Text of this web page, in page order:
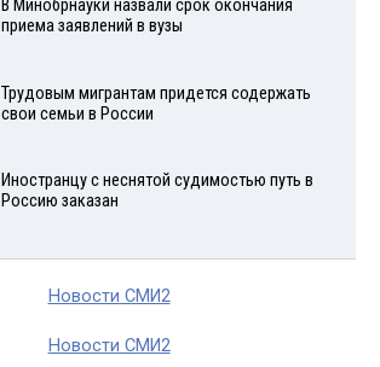
В Минобрнауки назвали срок окончания
приема заявлений в вузы
Трудовым мигрантам придется содержать
свои семьи в России
Иностранцу с неснятой судимостью путь в
Россию заказан
Новости СМИ2
Новости СМИ2